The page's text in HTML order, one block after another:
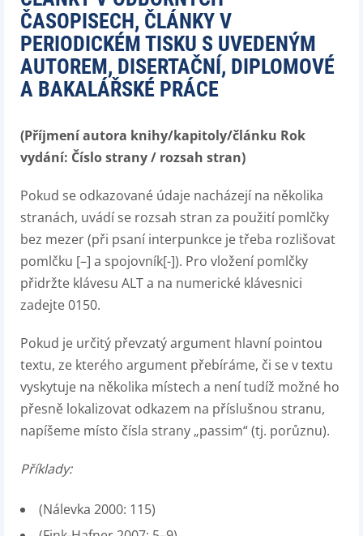
ČASOPISECH, ČLÁNKY V
PERIODICKÉM TISKU S UVEDENÝM
AUTOREM, DISERTAČNÍ, DIPLOMOVÉ
A BAKALÁŘSKÉ PRÁCE
(Příjmení autora knihy/kapitoly/článku Rok
vydání: Číslo strany / rozsah stran)
Pokud se odkazované údaje nacházejí na několika
stranách, uvádí se rozsah stran za použití pomlčky
bez mezer (při psaní interpunkce je třeba rozlišovat
pomlčku [–] a spojovník[-]). Pro vložení pomlčky
přidržte klávesu ALT a na numerické klávesnici
zadejte 0150.
Pokud je určitý převzatý argument hlavní pointou
textu, ze kterého argument přebíráme, či se v textu
vyskytuje na několika místech a není tudíž možné ho
přesně lokalizovat odkazem na příslušnou stranu,
napíšeme místo čísla strany „passim“ (tj. porůznu).
Příklady:
(Nálevka 2000: 115)